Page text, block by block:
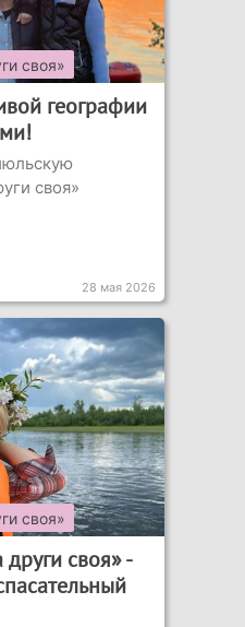
своя»
географии
своя»
28 мая 2026
своя»
своя» -